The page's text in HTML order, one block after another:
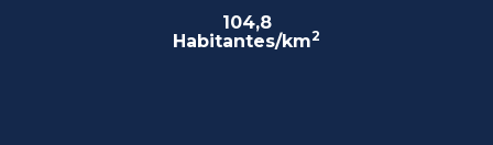
104,8
Habitantes/km2